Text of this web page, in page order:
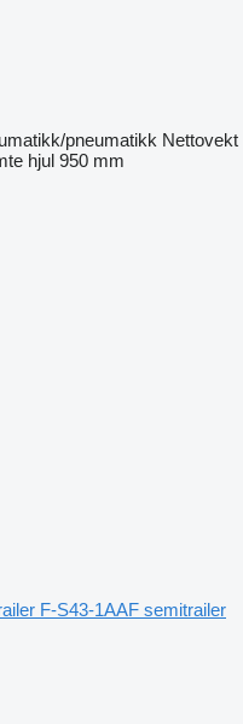
pneumatikk Nettovekt
hjul 950 mm
F-S43-1AAF semitrailer